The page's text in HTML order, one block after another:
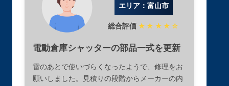
エリア：富山市
総合評価 ★★★★☆
電動倉庫シャッターの部品一式を更新
雷のあとで使いづらくなったようで、修理をお
願いしました。見積りの段階からメーカーの内